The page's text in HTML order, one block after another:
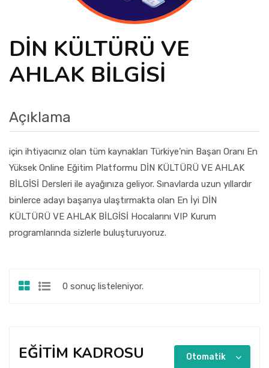
DİN KÜLTÜRÜ VE
AHLAK BİLGİSİ
Açıklama
için ihtiyacınız olan tüm kaynakları Türkiye’nin Başarı Oranı En
Yüksek Online Eğitim Platformu DİN KÜLTÜRÜ VE AHLAK
BİLGİSİ Dersleri ile ayağınıza geliyor. Sınavlarda uzun yıllardır
binlerce adayı başarıya ulaştırmakta olan En İyi DİN
KÜLTÜRÜ VE AHLAK BİLGİSİ Hocalarını VIP Kurum
programlarında sizlerle buluşturuyoruz.
0 sonuç listeleniyor.
EĞİTİM KADROSU